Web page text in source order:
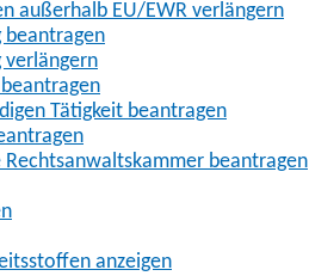
außerhalb EU/EWR verlängern
beantragen
verlängern
Tätigkeit beantragen
beantragen
anzeigen